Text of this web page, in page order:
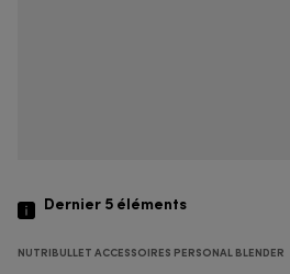
Dernier 5 éléments
NUTRIBULLET ACCESSOIRES PERSONAL BLENDER